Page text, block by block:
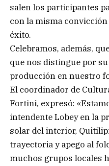
salen los participantes
con la misma
éxito.
Celebramos, además,
que nos distingue por
producción en nuestro
El coordinador de
Fortini, expresó:
intendente Lobey en la
solar del interior,
trayectoria y apego al
muchos grupos locales